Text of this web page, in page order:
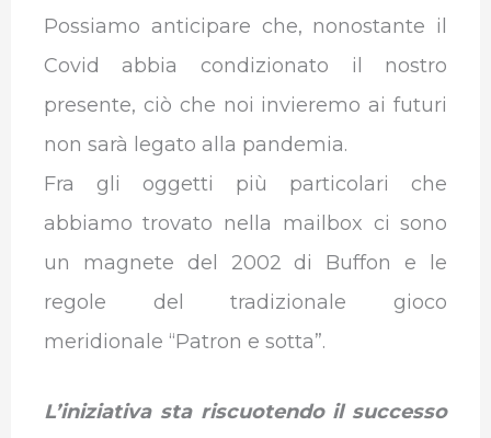
Possiamo anticipare che, nonostante il
Covid abbia condizionato il nostro
presente, ciò che noi invieremo ai futuri
non sarà legato alla pandemia.
Fra gli oggetti più particolari che
abbiamo trovato nella mailbox ci sono
un magnete del 2002 di Buffon e le
regole del tradizionale gioco
meridionale “Patron e sotta”.
L’iniziativa sta riscuotendo il successo